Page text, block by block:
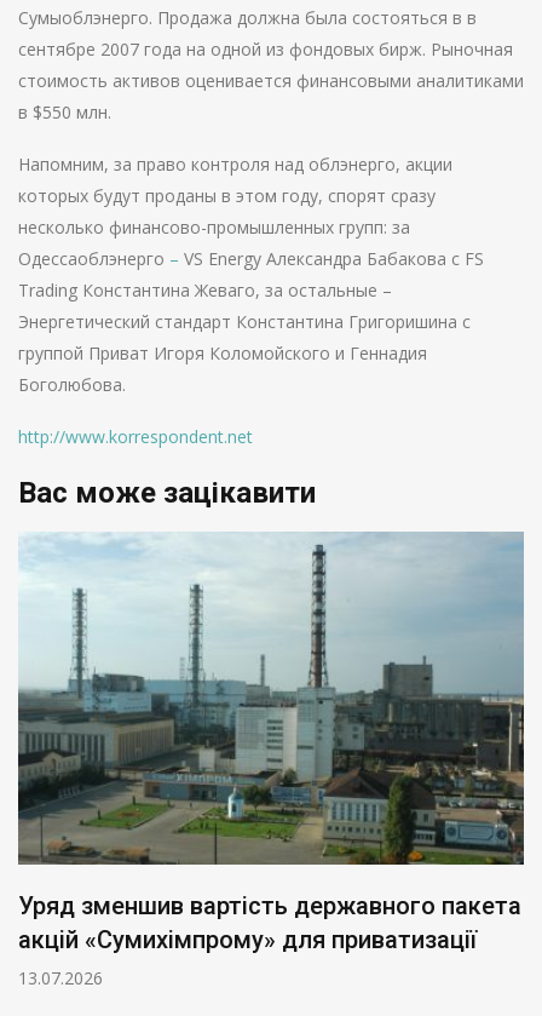
Сумыоблэнерго. Продажа должна была состояться в в
сентябре 2007 года на одной из фондовых бирж. Рыночная
стоимость активов оценивается финансовыми аналитиками
в $550 млн.
Напомним, за право контроля над облэнерго, акции
которых будут проданы в этом году, спорят сразу
несколько финансово-промышленных групп: за
Одессаоблэнерго – VS Energy Александра Бабакова с FS
Trading Константина Жеваго, за остальные –
Энергетический стандарт Константина Григоришина с
группой Приват Игоря Коломойского и Геннадия
Боголюбова.
http://www.korrespondent.net
Вас може зацікавити
Уряд зменшив вартість державного пакета
акцій «Сумихімпрому» для приватизації
13.07.2026